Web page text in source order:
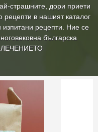
страшните, дори приети
в нашият каталог
изпитани рецепти. Ние се
българска